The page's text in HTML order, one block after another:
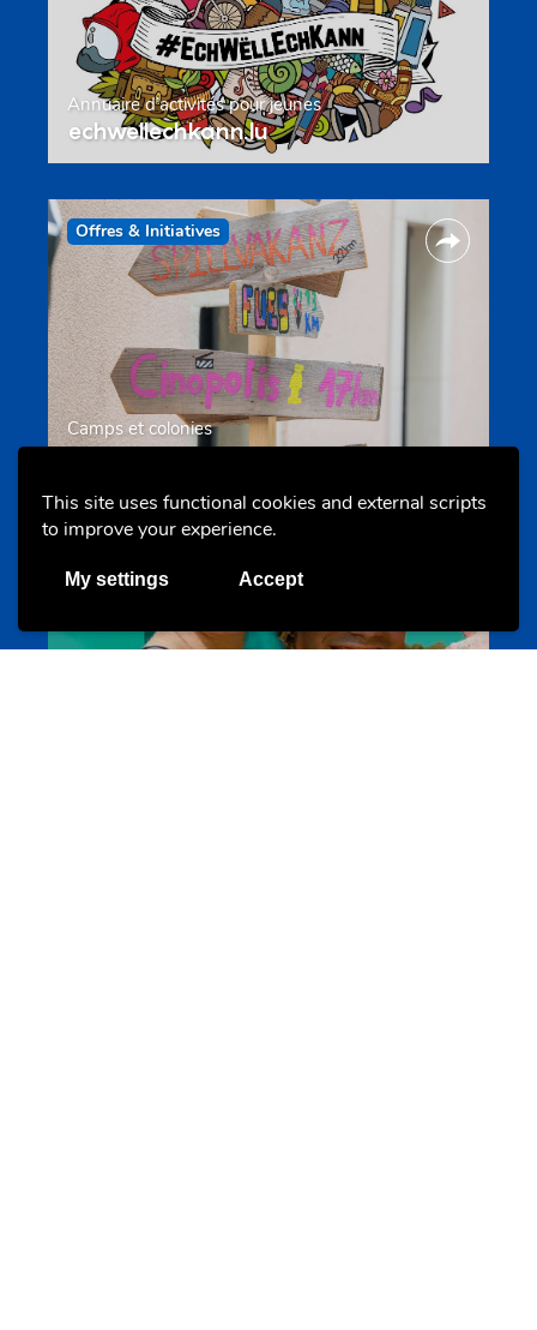
This site uses functional cookies and external scripts
to improve your experience.
My settings Accept
Annuaire d’activités pour jeunes
echwellechkann.lu
Offres & Initiatives
Camps et colonies
colonies.lu